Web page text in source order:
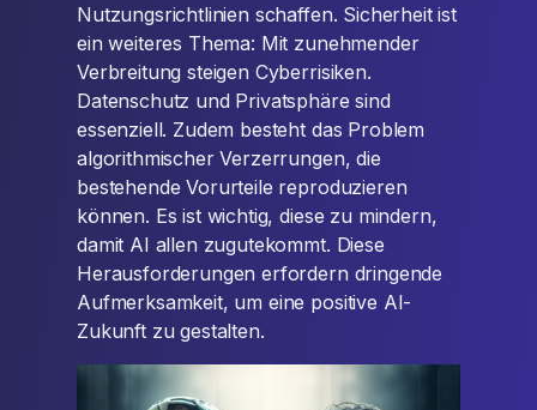
Nutzungsrichtlinien schaffen. Sicherheit ist
ein weiteres Thema: Mit zunehmender
Verbreitung steigen Cyberrisiken.
Datenschutz und Privatsphäre sind
essenziell. Zudem besteht das Problem
algorithmischer Verzerrungen, die
bestehende Vorurteile reproduzieren
können. Es ist wichtig, diese zu mindern,
damit AI allen zugutekommt. Diese
Herausforderungen erfordern dringende
Aufmerksamkeit, um eine positive AI-
Zukunft zu gestalten.